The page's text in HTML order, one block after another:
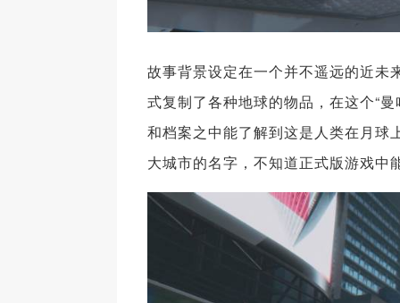
故事背景设定在一个并不遥远的近未
式复制了各种地球的物品，在这个“
和档案之中能了解到这是人类在月球
大城市的名字，不知道正式版游戏中